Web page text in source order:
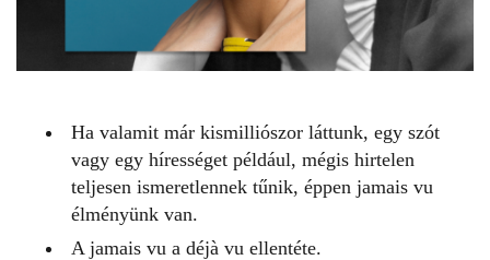
Ha valamit már kismilliószor láttunk, egy szót
vagy egy hírességet például, mégis hirtelen
teljesen ismeretlennek tűnik, éppen jamais vu
élményünk van.
A jamais vu a déjà vu ellentéte.